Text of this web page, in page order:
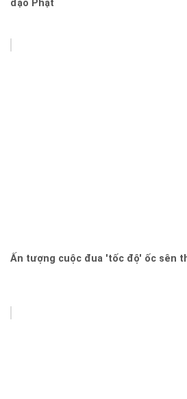
đạo Phật
Ấn tượng cuộc đua 'tốc độ' ốc sên